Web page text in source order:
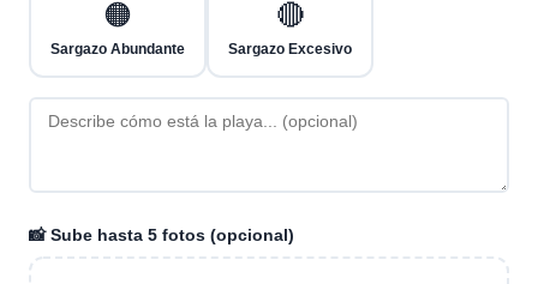
🟠
Sargazo Abundante
🔴
Sargazo Excesivo
📸 Sube hasta 5 fotos (opcional)